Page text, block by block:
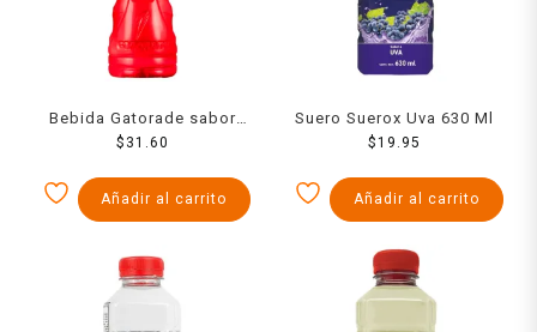
Bebida Gatorade sabor
ponche de frutas 1 l
$ 31.60
Añadir al carrito
Suero Suerox Uva 630 Ml
$19.95
Añadir al carrito